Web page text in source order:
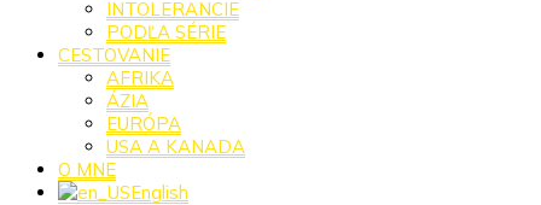
INTOLERANCIE
PODĽA SÉRIE
CESTOVANIE
AFRIKA
ÁZIA
EURÓPA
USA A KANADA
O MNE
English